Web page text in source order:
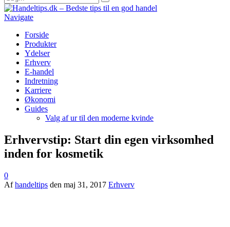
Navigate
Forside
Produkter
Ydelser
Erhverv
E-handel
Indretning
Karriere
Økonomi
Guides
Valg af ur til den moderne kvinde
Erhvervstip: Start din egen virksomhed
inden for kosmetik
0
Afhandeltips den maj 31, 2017 Erhverv